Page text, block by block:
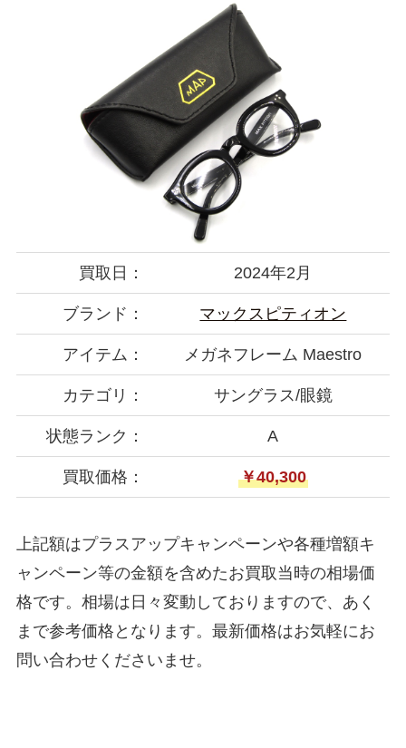
買取日： 2024年2月
ブランド： マックスピティオン
アイテム： メガネフレーム Maestro
カテゴリ： サングラス/眼鏡
状態ランク： A
買取価格： ￥40,300
上記額はプラスアップキャンペーンや各種増額キ
ャンペーン等の金額を含めたお買取当時の相場価
格です。相場は日々変動しておりますので、あく
まで参考価格となります。最新価格はお気軽にお
問い合わせくださいませ。